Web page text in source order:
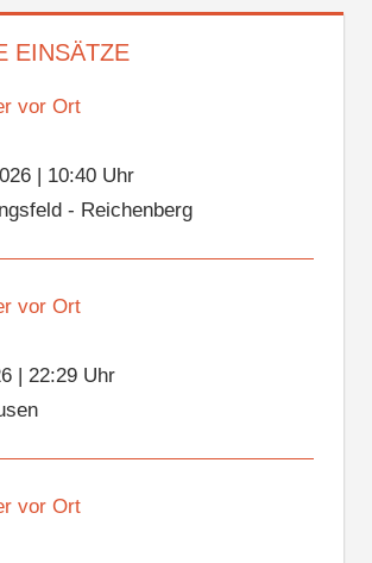
EINSÄTZE
vor Ort
| 10:40 Uhr
- Reichenberg
vor Ort
| 22:29 Uhr
vor Ort